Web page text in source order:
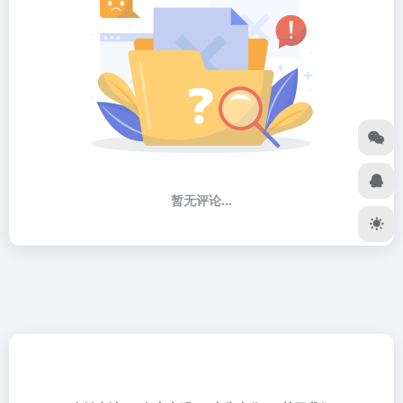
暂无评论...